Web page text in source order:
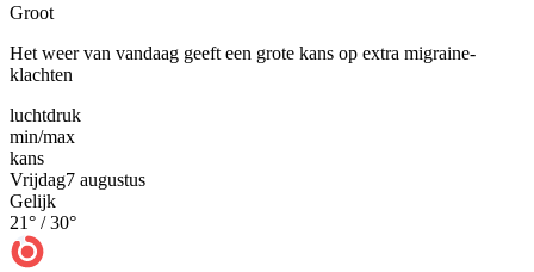
Groot
Het weer van vandaag geeft een grote kans op extra migraine-
klachten
luchtdruk
min/max
kans
Vrijdag7 augustus
Gelijk
21° /30°